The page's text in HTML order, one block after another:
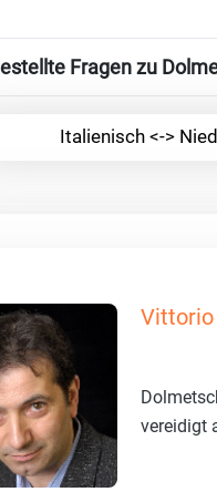
Fragen zu
Italienisch <->
Vittorio
vereidigt